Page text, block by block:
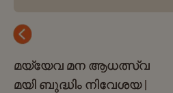
Previous
മയ്യേവ മന ആധത്സ്വ
മയി ബുദ്ധിം നിവേശയ |